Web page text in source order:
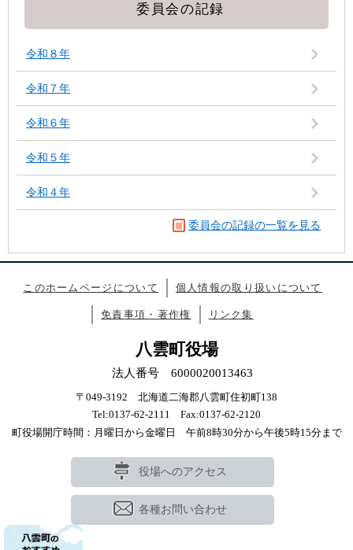
委員会の記録
令和８年
令和７年
令和６年
令和５年
令和４年
委員会の記録の一覧を見る
このホームページについて 個人情報の取り扱いについて
免責事項・著作権 リンク集
八雲町役場
法人番号 6000020013463
〒049-3192 北海道二海郡八雲町住初町138
Tel:0137-62-2111 Fax:0137-62-2120
町役場開庁時間：月曜日から金曜日 午前8時30分から午後5時15分まで
役場へのアクセス
各種お問い合わせ